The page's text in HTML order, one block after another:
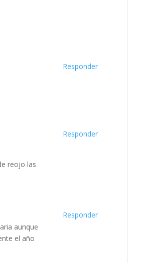
Responder
reojo las
Responder
aunque
el año
Responder